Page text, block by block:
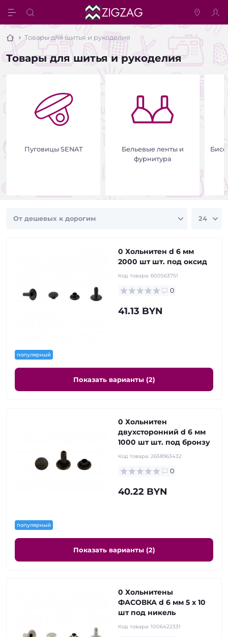
Товары для шитья и рукоделия
Товары для шитья и рукоделия
Пуговицы SENAT
Бельевые ленты и
фурнитура
популярный
0 Хольнитен d 6 мм
2000 шт шт. под оксид
Код товара: 600563751
0
41.13 BYN
Показать варианты (2)
популярный
0 Хольнитен
двухсторонний d 6 мм
1000 шт шт. под бронзу
Код товара: 2658963432
0
40.22 BYN
Показать варианты (2)
0 Хольнитены
ФАСОВКА d 6 мм 5 x 10
шт под никель
Код товара: 1006422331